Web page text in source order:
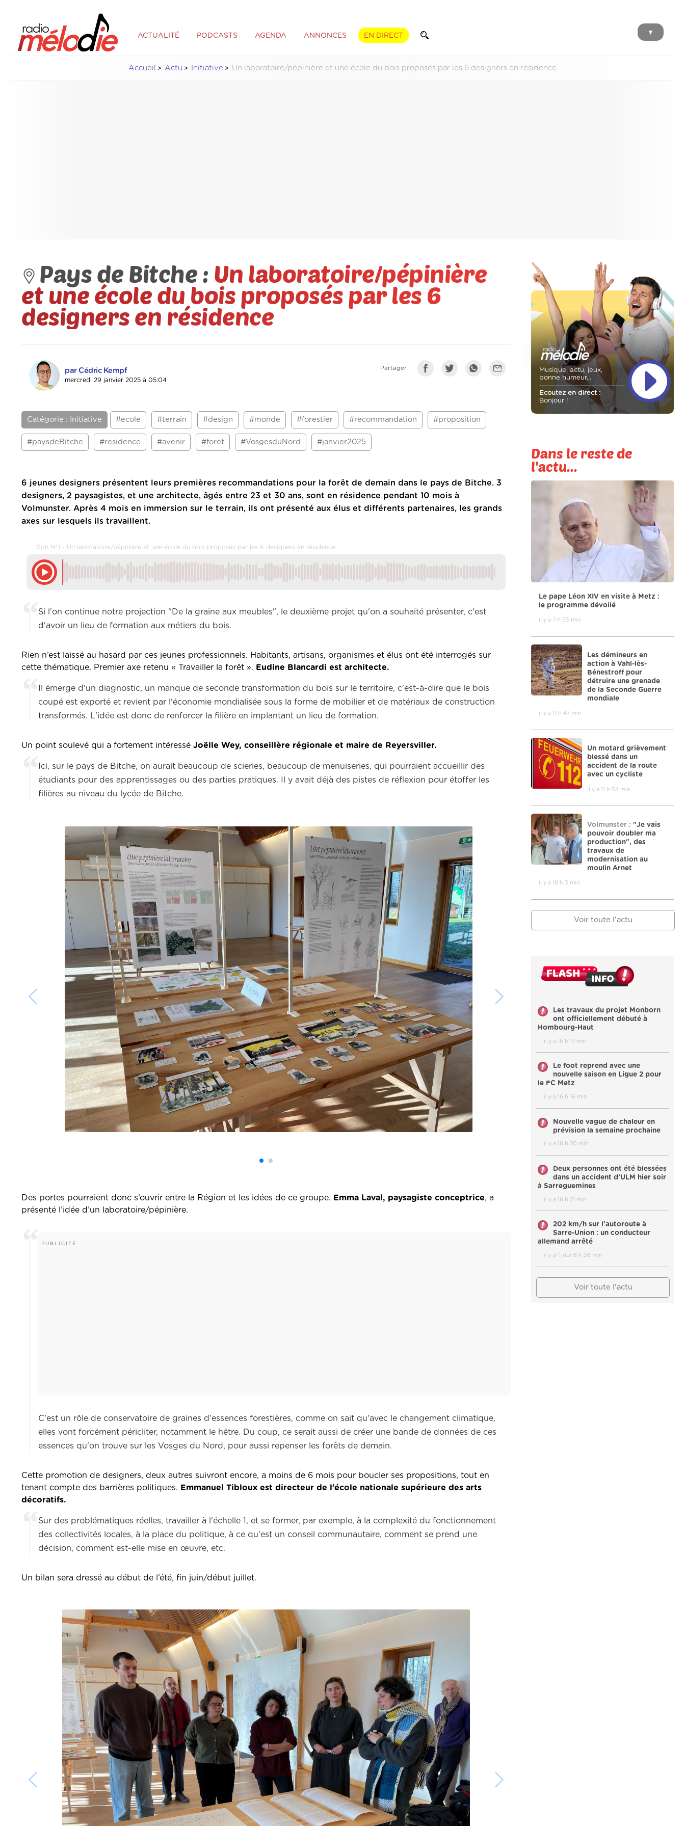
ACTUALITÉ PODCASTS AGENDA ANNONCES EN DIRECT ▼
Accueil Actu Initiative Un laboratoire/pépinière et une école du bois proposés par les 6 designers en résidence
Pays de Bitche : Un laboratoire/pépinière
et une école du bois proposés par les 6
designers en résidence
par Cédric Kempf
mercredi 29 janvier 2025 à 05:04
Partager :
Catégorie : Initiative #ecole #terrain #design #monde #forestier #recommandation #proposition
#paysdeBitche #residence #avenir #foret #VosgesduNord #janvier2025
6 jeunes designers présentent leurs premières recommandations pour la forêt de demain dans le pays de Bitche. 3
designers, 2 paysagistes, et une architecte, âgés entre 23 et 30 ans, sont en résidence pendant 10 mois à
Volmunster. Après 4 mois en immersion sur le terrain, ils ont présenté aux élus et différents partenaires, les grands
axes sur lesquels ils travaillent.
Son N°1 - Un laboratoire/pépinière et une école du bois proposés par les 6 designers en résidence
Si l'on continue notre projection "De la graine aux meubles", le deuxième projet qu'on a souhaité présenter, c'est
d'avoir un lieu de formation aux métiers du bois.
Rien n’est laissé au hasard par ces jeunes professionnels. Habitants, artisans, organismes et élus ont été interrogés sur
cette thématique. Premier axe retenu « Travailler la forêt ». Eudine Blancardi est architecte.
Il émerge d'un diagnostic, un manque de seconde transformation du bois sur le territoire, c'est-à-dire que le bois
coupé est exporté et revient par l'économie mondialisée sous la forme de mobilier et de matériaux de construction
transformés. L'idée est donc de renforcer la filière en implantant un lieu de formation.
Un point soulevé qui a fortement intéressé Joëlle Wey, conseillère régionale et maire de Reyersviller.
Ici, sur le pays de Bitche, on aurait beaucoup de scieries, beaucoup de menuiseries, qui pourraient accueillir des
étudiants pour des apprentissages ou des parties pratiques. Il y avait déjà des pistes de réflexion pour étoffer les
filières au niveau du lycée de Bitche.
Des portes pourraient donc s’ouvrir entre la Région et les idées de ce groupe. Emma Laval, paysagiste conceptrice, a
présenté l’idée d’un laboratoire/pépinière.
C'est un rôle de conservatoire de graines d'essences forestières, comme on sait qu'avec le changement climatique,
elles vont forcément péricliter, notamment le hêtre. Du coup, ce serait aussi de créer une bande de données de ces
essences qu'on trouve sur les Vosges du Nord, pour aussi repenser les forêts de demain.
Cette promotion de designers, deux autres suivront encore, a moins de 6 mois pour boucler ses propositions, tout en
tenant compte des barrières politiques. Emmanuel Tibloux est directeur de l’école nationale supérieure des arts
décoratifs.
Sur des problématiques réelles, travailler à l'échelle 1, et se former, par exemple, à la complexité du fonctionnement
des collectivités locales, à la place du politique, à ce qu'est un conseil communautaire, comment se prend une
décision, comment est-elle mise en œuvre, etc.
Un bilan sera dressé au début de l’été, fin juin/début juillet.
Musique, actu, jeux,
bonne humeur...
Ecoutez en direct :
Bonjour !
Dans le reste de
l'actu...
Le pape Léon XIV en visite à Metz :
le programme dévoilé
il y a 7 h 53 min
Les démineurs en
action à Vahl-lès-
Bénestroff pour
détruire une grenade
de la Seconde Guerre
mondiale
il y a 11 h 47 min
Un motard grièvement
blessé dans un
accident de la route
avec un cycliste
il y a 11 h 54 min
Volmunster : "Je vais
pouvoir doubler ma
production", des
travaux de
modernisation au
moulin Arnet
il y a 18 h 3 min
Voir toute l'actu
Les travaux du projet Monborn
ont officiellement débuté à
Hombourg-Haut
il y a 15 h 17 min
Le foot reprend avec une
nouvelle saison en Ligue 2 pour
le FC Metz
il y a 16 h 16 min
Nouvelle vague de chaleur en
prévision la semaine prochaine
il y a 16 h 20 min
Deux personnes ont été blessées
dans un accident d’ULM hier soir
à Sarreguemines
il y a 16 h 21 min
202 km/h sur l'autoroute à
Sarre-Union : un conducteur
allemand arrêté
il y a 1 jour 6 h 38 min
Voir toute l'actu